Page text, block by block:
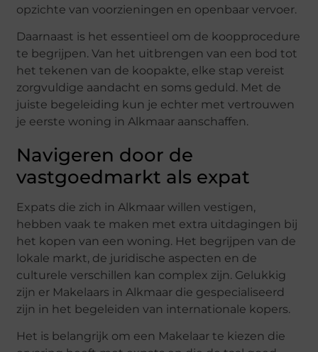
opzichte van voorzieningen en openbaar vervoer.
Daarnaast is het essentieel om de koopprocedure
te begrijpen. Van het uitbrengen van een bod tot
het tekenen van de koopakte, elke stap vereist
zorgvuldige aandacht en soms geduld. Met de
juiste begeleiding kun je echter met vertrouwen
je eerste woning in Alkmaar aanschaffen.
Navigeren door de
vastgoedmarkt als expat
Expats die zich in Alkmaar willen vestigen,
hebben vaak te maken met extra uitdagingen bij
het kopen van een woning. Het begrijpen van de
lokale markt, de juridische aspecten en de
culturele verschillen kan complex zijn. Gelukkig
zijn er Makelaars in Alkmaar die gespecialiseerd
zijn in het begeleiden van internationale kopers.
Het is belangrijk om een Makelaar te kiezen die